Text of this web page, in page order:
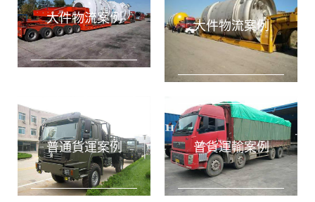
大件物流案例 大件物流案例
普通貨運案例 普貨運輸案例
實時訂單 上海到成都物流專線 專線物流 2020-12-22
實時訂單 上海到北京物流專線 專線物流 2020-12-22
專線物流 2020-12-22
專線物流 2020-12-22
實時訂單 上海到合肥物流專線 專線物流 2020-12-22
實時訂單 上海到蘇州物流專線 專線物流 2020-12-22
評價曬單 上海到天津物流公司 物流專線 2020-12-22